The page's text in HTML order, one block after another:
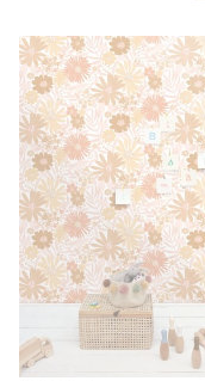
- Pose facile, idéale
travaux
- Matériaux durables et
Le papier peint est
un coin lecture ou